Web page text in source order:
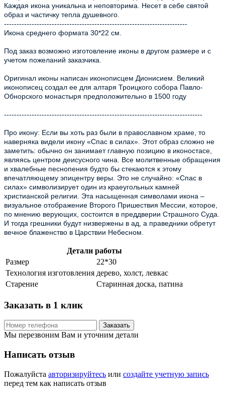
Каждая икона уникальна и неповторима. Несет в себе святой
образ и частичку тепла душевного.
-------------------------------------------------------------------------
Икона среднего формата 30*22 см.
Под заказ возможно изготовление иконы в другом размере и с
учетом пожеланий заказчика.
Оригинал иконы написан иконописцем Дионисием. Великий
иконописец создал ее для алтаря Троицкого собора Павло-
Обнорского монастыря предположительно в 1500 году
-------------------------------------------------------------------------------
Про икону: Если вы хоть раз были в православном храме, то
наверняка видели икону «Спас в силах». Этот образ сложно не
заметить: обычно он занимает главную позицию в иконостасе,
являясь центром деисусного чина. Все молитвенные обращения
и хвалебные песнопения будто бы стекаются к этому
впечатляющему эпицентру веры. Это не случайно: «Спас в
силах» символизирует один из краеугольных камней
христианской религии. Эта насыщенная символами икона –
визуальное отображение Второго Пришествия Мессии, которое,
по мнению верующих, состоится в преддверии Страшного Суда.
И тогда грешники будут низвержены в ад, а праведники обретут
вечное блаженство в Царствии Небесном.
Детали работы
Размер
22*30
Технология изготовления дерево, холст, левкас
Старение
Старинная доска, патина
Заказать в 1 клик
Заказать
Мы перезвоним Вам и уточним детали
Написать отзыв
Пожалуйста авторизируйтесь или создайте учетную запись
перед тем как написать отзыв